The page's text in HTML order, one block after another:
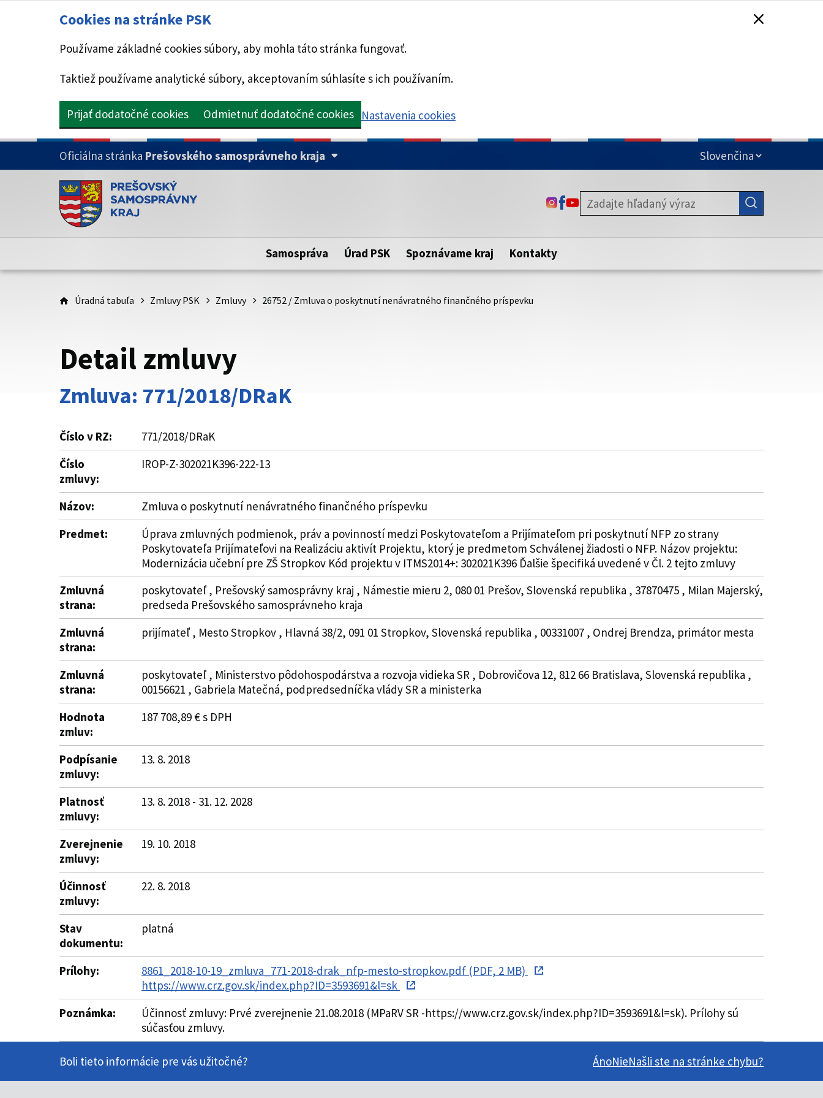
Cookies na stránke PSK
Používame základné cookies súbory, aby mohla táto stránka fungovať.
Taktiež používame analytické súbory, akceptovaním súhlasíte s ich používaním.
Prijať dodatočné cookies Odmietnuť dodatočné cookies Nastavenia cookies
PRESKOČIŤ NA HLAVNÝ OBSAH
Oficiálna stránka Prešovského samosprávneho kraja
Doména psk.sk je oficiálna
Toto je oficiálna webová stránka Prešovského samosprávneho kraja.
Táto stránka je zabezpečená
zabezpečenú webovú stránku. Zabezpečená stránka vždy začína
https:// pred názvom domény webového sídla.
ODKAZ SA OTVORÍ NA NOVEJ KARTE
ODKAZ SA OTVORÍ NA NOVEJ KARTE
ODKAZ SA OTVORÍ NA NOVEJ KARTE
Samospráva Úrad PSK Spoznávame kraj Kontakty
Úradná tabuľa Zmluvy PSK Zmluvy 26752 / Zmluva o poskytnutí nenávratného finančného príspevku
Detail zmluvy
Zmluva: 771/2018/DRaK
Číslo v RZ:
771/2018/DRaK
Číslo
zmluvy:
IROP-Z-302021K396-222-13
Názov:
Zmluva o poskytnutí nenávratného finančného príspevku
Predmet:
Úprava zmluvných podmienok, práv a povinností medzi Poskytovateľom a Prijímateľom pri poskytnutí NFP zo strany
Poskytovateľa Prijímateľovi na Realizáciu aktivít Projektu, ktorý je predmetom Schválenej žiadosti o NFP. Názov projektu:
Modernizácia učební pre ZŠ Stropkov Kód projektu v ITMS2014+: 302021K396 Ďalšie špecifiká uvedené v Čl. 2 tejto zmluvy
Zmluvná
strana:
poskytovateľ , Prešovský samosprávny kraj , Námestie mieru 2, 080 01 Prešov, Slovenská republika , 37870475 , Milan Majerský,
predseda Prešovského samosprávneho kraja
Zmluvná
strana:
prijímateľ , Mesto Stropkov , Hlavná 38/2, 091 01 Stropkov, Slovenská republika , 00331007 , Ondrej Brendza, primátor mesta
Zmluvná
strana:
poskytovateľ , Ministerstvo pôdohospodárstva a rozvoja vidieka SR , Dobrovičova 12, 812 66 Bratislava, Slovenská republika ,
00156621 , Gabriela Matečná, podpredsedníčka vlády SR a ministerka
Hodnota
zmluv:
187 708,89 € s DPH
Podpísanie
zmluvy:
13. 8. 2018
Platnosť
zmluvy:
13. 8. 2018 - 31. 12. 2028
Zverejnenie
zmluvy:
19. 10. 2018
Účinnosť
zmluvy:
22. 8. 2018
Stav
dokumentu:
platná
Prílohy:
8861_2018-10-19_zmluva_771-2018-drak_nfp-mesto-stropkov.pdf (PDF, 2 MB)
https://www.crz.gov.sk/index.php?ID=3593691&l=sk
Poznámka:
Účinnosť zmluvy: Prvé zverejnenie 21.08.2018 (MPaRV SR -https://www.crz.gov.sk/index.php?ID=3593691&l=sk). Prílohy sú
súčasťou zmluvy.
Boli tieto informácie pre vás užitočné? ÁnoNieNašli ste na stránke chybu?